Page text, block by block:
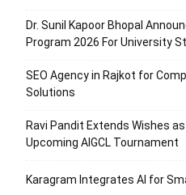
Dr. Sunil Kapoor Bhopal
Program 2026 For University
SEO Agency in Rajkot for
Solutions
Ravi Pandit Extends Wishes
Upcoming AIGCL Tournament
Karagram Integrates AI for